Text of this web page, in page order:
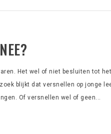
Het wel of niet besluiten tot
blijkt dat versnellen op jonge
Of versnellen wel of geen...